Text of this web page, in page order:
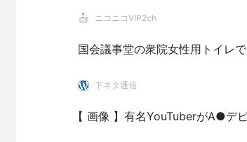
ニコニコVIP2ch
国会議事堂の衆院女性用トイレ
下ネタ通信
【 画像 】有名YouTuberがA●デ